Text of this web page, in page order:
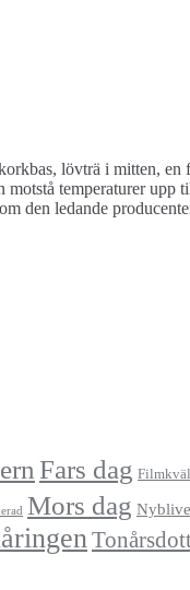
lövträ i mitten,
temperaturer
den ledande
Fars dag
Mors dag